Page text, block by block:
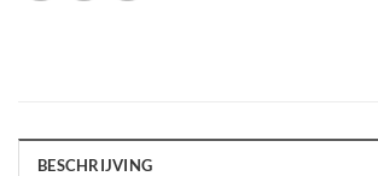
BESCHRIJVING